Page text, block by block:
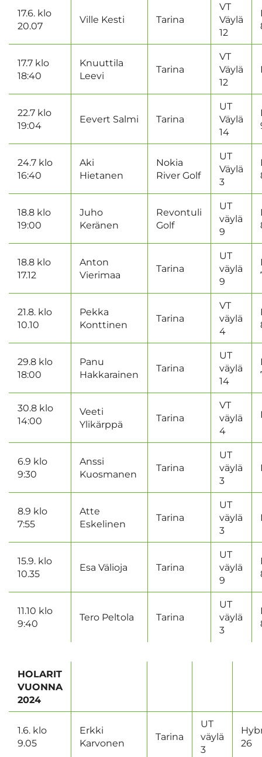
17.6. klo
20.07
Ville Kesti Tarina
VT
Väylä
12
17.7 klo
18:40
Knuuttila
Leevi
Tarina
VT
Väylä
12
22.7 klo
19:04
Eevert Salmi Tarina
UT
Väylä
14
24.7 klo
16:40
Aki
Hietanen
Nokia
River Golf
UT
Väylä
3
18.8 klo
19:00
Juho
Keränen
Revontuli
Golf
UT
väylä
9
18.8 klo
17.12
Anton
Vierimaa
Tarina
UT
väylä
9
21.8. klo
10.10
Pekka
Konttinen
Tarina
VT
väylä
4
29.8 klo
18:00
Panu
Hakkarainen
Tarina
UT
väylä
14
30.8 klo
14:00
Veeti
Ylikärppä
Tarina
VT
väylä
4
6.9 klo
9:30
Anssi
Kuosmanen
Tarina
UT
väylä
3
8.9 klo
7:55
Atte
Eskelinen
Tarina
UT
väylä
3
15.9. klo
10.35
Esa Välioja Tarina
UT
väylä
9
11.10 klo
9:40
Tero Peltola Tarina
UT
väylä
3
HOLARIT
VUONNA
2024
1.6. klo
9.05
Erkki
Karvonen
Tarina
UT
väylä
3
26